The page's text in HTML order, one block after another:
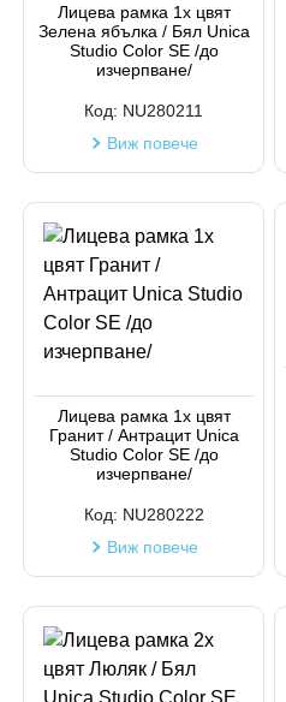
Лицева рамка 1х цвят
Зелена ябълка / Бял Unica
Studio Color SE /до
изчерпване/
Код: NU280211
Виж повече
Лицева рамка 1х цвят
Гранит / Антрацит Unica
Studio Color SE /до
изчерпване/
Код: NU280222
Виж повече